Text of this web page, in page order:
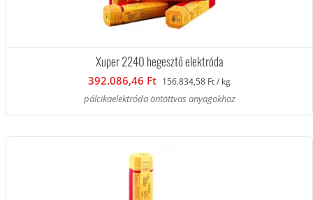
Xuper 2240 hegesztő elektróda
392.086,46 Ft 156.834,58 Ft / kg
pálcikaelektróda öntöttvas anyagokhoz